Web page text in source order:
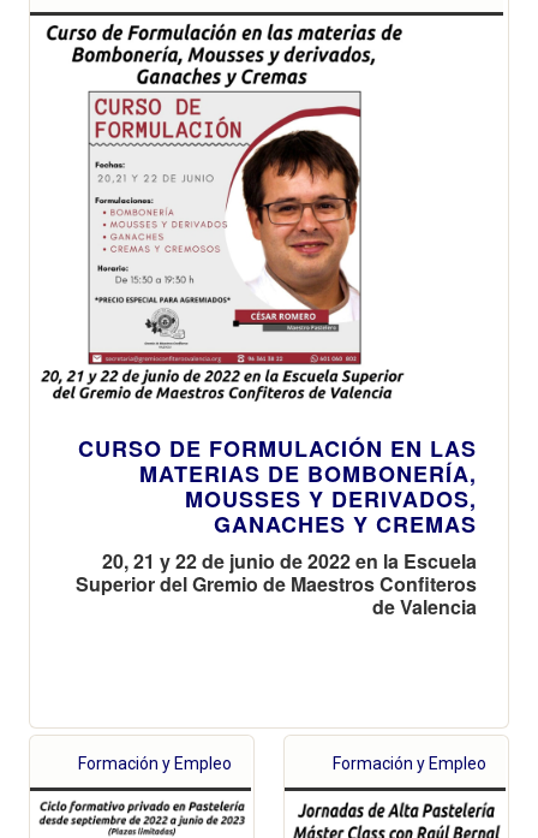
CURSO DE FORMULACIÓN EN LAS
MATERIAS DE BOMBONERÍA,
MOUSSES Y DERIVADOS,
GANACHES Y CREMAS
20, 21 y 22 de junio de 2022 en la Escuela
Superior del Gremio de Maestros Confiteros
de Valencia
Formación y Empleo Formación y Empleo